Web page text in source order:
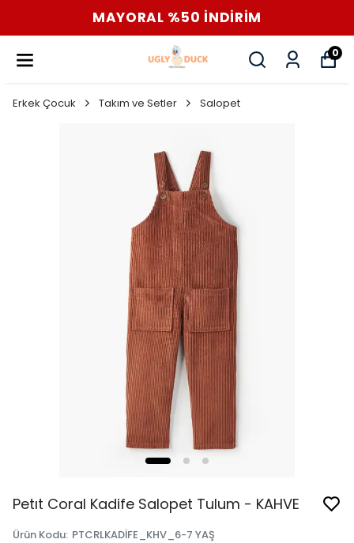
MAYORAL %50 İNDİRİM
0
Erkek Çocuk Takım ve Setler Salopet
Petıt Coral Kadife Salopet Tulum - KAHVE
Ürün Kodu: PTCRLKADİFE_KHV_6-7 YAŞ